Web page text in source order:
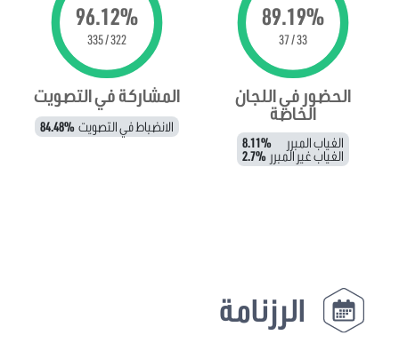
89.19%
33 / 37
الحضور في اللجان
الخاصة
الغياب المبرر 8.11%
الغياب غير المبرر 2.7%
96.12%
322 / 335
المشاركة في التصويت
الانضباط في التصويت 84.48%
الرزنامة